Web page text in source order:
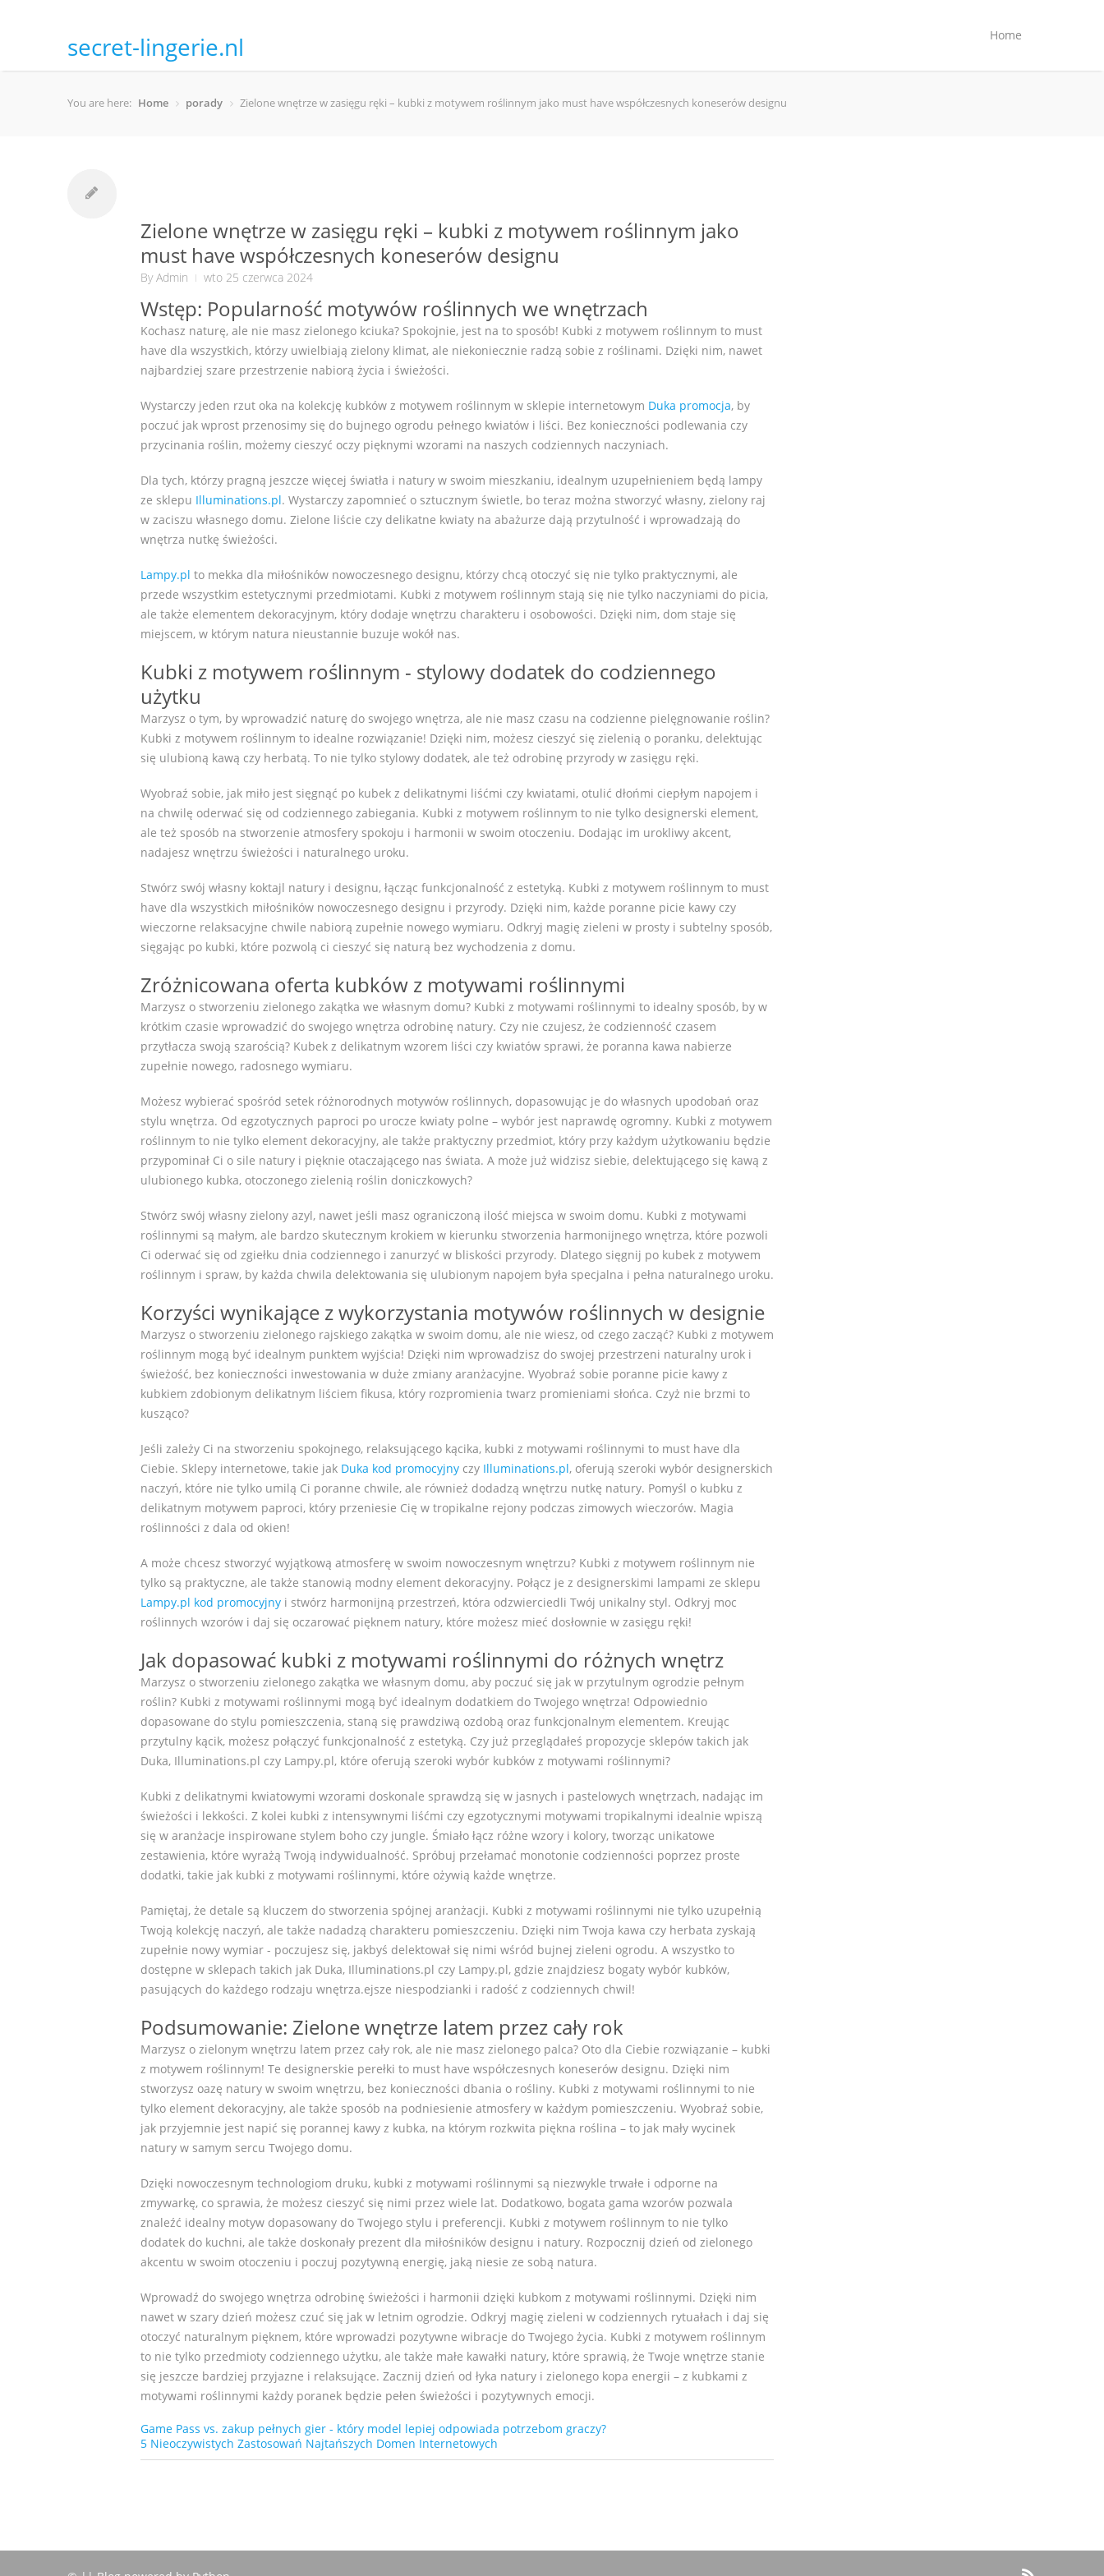
secret-lingerie.nl Home
You are here: Home porady Zielone wnętrze w zasięgu ręki – kubki z motywem roślinnym jako must have współczesnych koneserów designu
Zielone wnętrze w zasięgu ręki – kubki z motywem roślinnym jako
must have współczesnych koneserów designu
ByAdmin wto 25 czerwca 2024
Wstęp: Popularność motywów roślinnych we wnętrzach
Kochasz naturę, ale nie masz zielonego kciuka? Spokojnie, jest na to sposób! Kubki z motywem roślinnym to must
have dla wszystkich, którzy uwielbiają zielony klimat, ale niekoniecznie radzą sobie z roślinami. Dzięki nim, nawet
najbardziej szare przestrzenie nabiorą życia i świeżości.
Wystarczy jeden rzut oka na kolekcję kubków z motywem roślinnym w sklepie internetowym Duka promocja, by
poczuć jak wprost przenosimy się do bujnego ogrodu pełnego kwiatów i liści. Bez konieczności podlewania czy
przycinania roślin, możemy cieszyć oczy pięknymi wzorami na naszych codziennych naczyniach.
Dla tych, którzy pragną jeszcze więcej światła i natury w swoim mieszkaniu, idealnym uzupełnieniem będą lampy
ze sklepu Illuminations.pl. Wystarczy zapomnieć o sztucznym świetle, bo teraz można stworzyć własny, zielony raj
w zaciszu własnego domu. Zielone liście czy delikatne kwiaty na abażurze dają przytulność i wprowadzają do
wnętrza nutkę świeżości.
Lampy.pl to mekka dla miłośników nowoczesnego designu, którzy chcą otoczyć się nie tylko praktycznymi, ale
przede wszystkim estetycznymi przedmiotami. Kubki z motywem roślinnym stają się nie tylko naczyniami do picia,
ale także elementem dekoracyjnym, który dodaje wnętrzu charakteru i osobowości. Dzięki nim, dom staje się
miejscem, w którym natura nieustannie buzuje wokół nas.
Kubki z motywem roślinnym - stylowy dodatek do codziennego
użytku
Marzysz o tym, by wprowadzić naturę do swojego wnętrza, ale nie masz czasu na codzienne pielęgnowanie roślin?
Kubki z motywem roślinnym to idealne rozwiązanie! Dzięki nim, możesz cieszyć się zielenią o poranku, delektując
się ulubioną kawą czy herbatą. To nie tylko stylowy dodatek, ale też odrobinę przyrody w zasięgu ręki.
Wyobraź sobie, jak miło jest sięgnąć po kubek z delikatnymi liśćmi czy kwiatami, otulić dłońmi ciepłym napojem i
na chwilę oderwać się od codziennego zabiegania. Kubki z motywem roślinnym to nie tylko designerski element,
ale też sposób na stworzenie atmosfery spokoju i harmonii w swoim otoczeniu. Dodając im urokliwy akcent,
nadajesz wnętrzu świeżości i naturalnego uroku.
Stwórz swój własny koktajl natury i designu, łącząc funkcjonalność z estetyką. Kubki z motywem roślinnym to must
have dla wszystkich miłośników nowoczesnego designu i przyrody. Dzięki nim, każde poranne picie kawy czy
wieczorne relaksacyjne chwile nabiorą zupełnie nowego wymiaru. Odkryj magię zieleni w prosty i subtelny sposób,
sięgając po kubki, które pozwolą ci cieszyć się naturą bez wychodzenia z domu.
Zróżnicowana oferta kubków z motywami roślinnymi
Marzysz o stworzeniu zielonego zakątka we własnym domu? Kubki z motywami roślinnymi to idealny sposób, by w
krótkim czasie wprowadzić do swojego wnętrza odrobinę natury. Czy nie czujesz, że codzienność czasem
przytłacza swoją szarością? Kubek z delikatnym wzorem liści czy kwiatów sprawi, że poranna kawa nabierze
zupełnie nowego, radosnego wymiaru.
Możesz wybierać spośród setek różnorodnych motywów roślinnych, dopasowując je do własnych upodobań oraz
stylu wnętrza. Od egzotycznych paproci po urocze kwiaty polne – wybór jest naprawdę ogromny. Kubki z motywem
roślinnym to nie tylko element dekoracyjny, ale także praktyczny przedmiot, który przy każdym użytkowaniu będzie
przypominał Ci o sile natury i pięknie otaczającego nas świata. A może już widzisz siebie, delektującego się kawą z
ulubionego kubka, otoczonego zielenią roślin doniczkowych?
Stwórz swój własny zielony azyl, nawet jeśli masz ograniczoną ilość miejsca w swoim domu. Kubki z motywami
roślinnymi są małym, ale bardzo skutecznym krokiem w kierunku stworzenia harmonijnego wnętrza, które pozwoli
Ci oderwać się od zgiełku dnia codziennego i zanurzyć w bliskości przyrody. Dlatego sięgnij po kubek z motywem
roślinnym i spraw, by każda chwila delektowania się ulubionym napojem była specjalna i pełna naturalnego uroku.
Korzyści wynikające z wykorzystania motywów roślinnych w designie
Marzysz o stworzeniu zielonego rajskiego zakątka w swoim domu, ale nie wiesz, od czego zacząć? Kubki z motywem
roślinnym mogą być idealnym punktem wyjścia! Dzięki nim wprowadzisz do swojej przestrzeni naturalny urok i
świeżość, bez konieczności inwestowania w duże zmiany aranżacyjne. Wyobraź sobie poranne picie kawy z
kubkiem zdobionym delikatnym liściem fikusa, który rozpromienia twarz promieniami słońca. Czyż nie brzmi to
kusząco?
Jeśli zależy Ci na stworzeniu spokojnego, relaksującego kącika, kubki z motywami roślinnymi to must have dla
Ciebie. Sklepy internetowe, takie jak Duka kod promocyjny czy Illuminations.pl, oferują szeroki wybór designerskich
naczyń, które nie tylko umilą Ci poranne chwile, ale również dodadzą wnętrzu nutkę natury. Pomyśl o kubku z
delikatnym motywem paproci, który przeniesie Cię w tropikalne rejony podczas zimowych wieczorów. Magia
roślinności z dala od okien!
A może chcesz stworzyć wyjątkową atmosferę w swoim nowoczesnym wnętrzu? Kubki z motywem roślinnym nie
tylko są praktyczne, ale także stanowią modny element dekoracyjny. Połącz je z designerskimi lampami ze sklepu
Lampy.pl kod promocyjny i stwórz harmonijną przestrzeń, która odzwierciedli Twój unikalny styl. Odkryj moc
roślinnych wzorów i daj się oczarować pięknem natury, które możesz mieć dosłownie w zasięgu ręki!
Jak dopasować kubki z motywami roślinnymi do różnych wnętrz
Marzysz o stworzeniu zielonego zakątka we własnym domu, aby poczuć się jak w przytulnym ogrodzie pełnym
roślin? Kubki z motywami roślinnymi mogą być idealnym dodatkiem do Twojego wnętrza! Odpowiednio
dopasowane do stylu pomieszczenia, staną się prawdziwą ozdobą oraz funkcjonalnym elementem. Kreując
przytulny kącik, możesz połączyć funkcjonalność z estetyką. Czy już przeglądałeś propozycje sklepów takich jak
Duka, Illuminations.pl czy Lampy.pl, które oferują szeroki wybór kubków z motywami roślinnymi?
Kubki z delikatnymi kwiatowymi wzorami doskonale sprawdzą się w jasnych i pastelowych wnętrzach, nadając im
świeżości i lekkości. Z kolei kubki z intensywnymi liśćmi czy egzotycznymi motywami tropikalnymi idealnie wpiszą
się w aranżacje inspirowane stylem boho czy jungle. Śmiało łącz różne wzory i kolory, tworząc unikatowe
zestawienia, które wyrażą Twoją indywidualność. Spróbuj przełamać monotonie codzienności poprzez proste
dodatki, takie jak kubki z motywami roślinnymi, które ożywią każde wnętrze.
Pamiętaj, że detale są kluczem do stworzenia spójnej aranżacji. Kubki z motywami roślinnymi nie tylko uzupełnią
Twoją kolekcję naczyń, ale także nadadzą charakteru pomieszczeniu. Dzięki nim Twoja kawa czy herbata zyskają
zupełnie nowy wymiar - poczujesz się, jakbyś delektował się nimi wśród bujnej zieleni ogrodu. A wszystko to
dostępne w sklepach takich jak Duka, Illuminations.pl czy Lampy.pl, gdzie znajdziesz bogaty wybór kubków,
pasujących do każdego rodzaju wnętrza.ejsze niespodzianki i radość z codziennych chwil!
Podsumowanie: Zielone wnętrze latem przez cały rok
Marzysz o zielonym wnętrzu latem przez cały rok, ale nie masz zielonego palca? Oto dla Ciebie rozwiązanie – kubki
z motywem roślinnym! Te designerskie perełki to must have współczesnych koneserów designu. Dzięki nim
stworzysz oazę natury w swoim wnętrzu, bez konieczności dbania o rośliny. Kubki z motywami roślinnymi to nie
tylko element dekoracyjny, ale także sposób na podniesienie atmosfery w każdym pomieszczeniu. Wyobraź sobie,
jak przyjemnie jest napić się porannej kawy z kubka, na którym rozkwita piękna roślina – to jak mały wycinek
natury w samym sercu Twojego domu.
Dzięki nowoczesnym technologiom druku, kubki z motywami roślinnymi są niezwykle trwałe i odporne na
zmywarkę, co sprawia, że możesz cieszyć się nimi przez wiele lat. Dodatkowo, bogata gama wzorów pozwala
znaleźć idealny motyw dopasowany do Twojego stylu i preferencji. Kubki z motywem roślinnym to nie tylko
dodatek do kuchni, ale także doskonały prezent dla miłośników designu i natury. Rozpocznij dzień od zielonego
akcentu w swoim otoczeniu i poczuj pozytywną energię, jaką niesie ze sobą natura.
Wprowadź do swojego wnętrza odrobinę świeżości i harmonii dzięki kubkom z motywami roślinnymi. Dzięki nim
nawet w szary dzień możesz czuć się jak w letnim ogrodzie. Odkryj magię zieleni w codziennych rytuałach i daj się
otoczyć naturalnym pięknem, które wprowadzi pozytywne wibracje do Twojego życia. Kubki z motywem roślinnym
to nie tylko przedmioty codziennego użytku, ale także małe kawałki natury, które sprawią, że Twoje wnętrze stanie
się jeszcze bardziej przyjazne i relaksujące. Zacznij dzień od łyka natury i zielonego kopa energii – z kubkami z
motywami roślinnymi każdy poranek będzie pełen świeżości i pozytywnych emocji.
Game Pass vs. zakup pełnych gier - który model lepiej odpowiada potrzebom graczy?
5 Nieoczywistych Zastosowań Najtańszych Domen Internetowych